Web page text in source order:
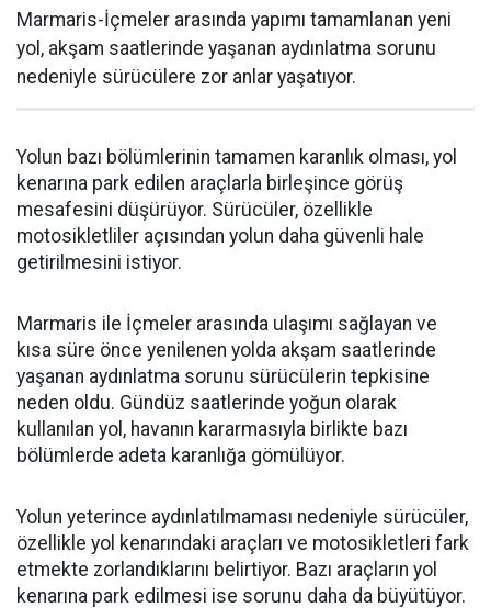
Marmaris-İçmeler arasında yapımı tamamlanan yeni
yol, akşam saatlerinde yaşanan aydınlatma sorunu
nedeniyle sürücülere zor anlar yaşatıyor.
Yolun bazı bölümlerinin tamamen karanlık olması, yol
kenarına park edilen araçlarla birleşince görüş
mesafesini düşürüyor. Sürücüler, özellikle
motosikletliler açısından yolun daha güvenli hale
getirilmesini istiyor.
Marmaris ile İçmeler arasında ulaşımı sağlayan ve
kısa süre önce yenilenen yolda akşam saatlerinde
yaşanan aydınlatma sorunu sürücülerin tepkisine
neden oldu. Gündüz saatlerinde yoğun olarak
kullanılan yol, havanın kararmasıyla birlikte bazı
bölümlerde adeta karanlığa gömülüyor.
Yolun yeterince aydınlatılmaması nedeniyle sürücüler,
özellikle yol kenarındaki araçları ve motosikletleri fark
etmekte zorlandıklarını belirtiyor. Bazı araçların yol
kenarına park edilmesi ise sorunu daha da büyütüyor.